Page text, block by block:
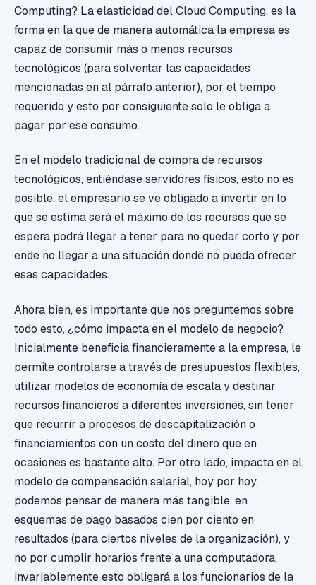
Computing? La elasticidad del Cloud Computing, es la
forma en la que de manera automática la empresa es
capaz de consumir más o menos recursos
tecnológicos (para solventar las capacidades
mencionadas en al párrafo anterior), por el tiempo
requerido y esto por consiguiente solo le obliga a
pagar por ese consumo.
En el modelo tradicional de compra de recursos
tecnológicos, entiéndase servidores físicos, esto no es
posible, el empresario se ve obligado a invertir en lo
que se estima será el máximo de los recursos que se
espera podrá llegar a tener para no quedar corto y por
ende no llegar a una situación donde no pueda ofrecer
esas capacidades.
Ahora bien, es importante que nos preguntemos sobre
todo esto, ¿cómo impacta en el modelo de negocio?
Inicialmente beneficia financieramente a la empresa, le
permite controlarse a través de presupuestos flexibles,
utilizar modelos de economía de escala y destinar
recursos financieros a diferentes inversiones, sin tener
que recurrir a procesos de descapitalización o
financiamientos con un costo del dinero que en
ocasiones es bastante alto. Por otro lado, impacta en el
modelo de compensación salarial, hoy por hoy,
podemos pensar de manera más tangible, en
esquemas de pago basados cien por ciento en
resultados (para ciertos niveles de la organización), y
no por cumplir horarios frente a una computadora,
invariablemente esto obligará a los funcionarios de la